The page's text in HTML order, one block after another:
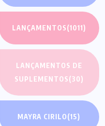
LANÇAMENTOS(1011)
LANÇAMENTOS DE
SUPLEMENTOS(30)
MAYRA CIRILO(15)